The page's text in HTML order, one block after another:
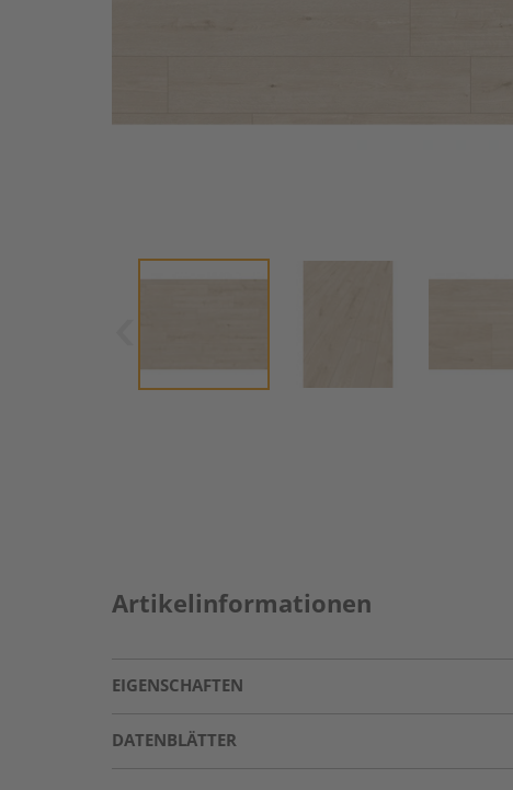
Artikelinformationen
EIGENSCHAFTEN
DATENBLÄTTER